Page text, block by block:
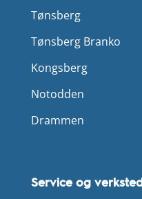
Tønsberg
Tønsberg Branko
Kongsberg
Notodden
Drammen
Service og verksted